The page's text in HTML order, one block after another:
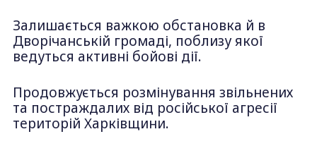
Залишається важкою обстановка й в
Дворічанській громаді, поблизу якої
ведуться активні бойові дії.
Продовжується розмінування звільнених
та постраждалих від російської агресії
територій Харківщини.